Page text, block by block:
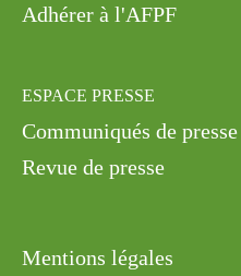
Adhérer à l'AFPF
ESPACE PRESSE
Communiqués de presse
Revue de presse
Mentions légales